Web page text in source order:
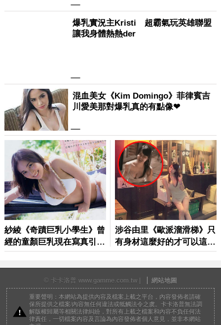
© 卡卡洛普 www.gamme.com.tw | 網站地圖
重要聲明：本網站為提供內容及檔案上載之平台，內容發佈者請確
保所提供之檔案/內容無任何違法或牴觸法令之虞。卡卡洛普無法調
解版權歸屬等相關法律糾紛，對所有上載之檔案和內容不負任何法
律責任，一切檔案內容及言論為內容發佈者個人意見，並非本網站
立場。